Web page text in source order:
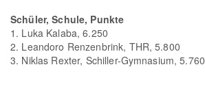
Schüler, Schule, Punkte
1. Luka Kalaba, 6.250
2. Leandoro Renzenbrink, THR, 5.800
3. Niklas Rexter, Schiller-Gymnasium, 5.760